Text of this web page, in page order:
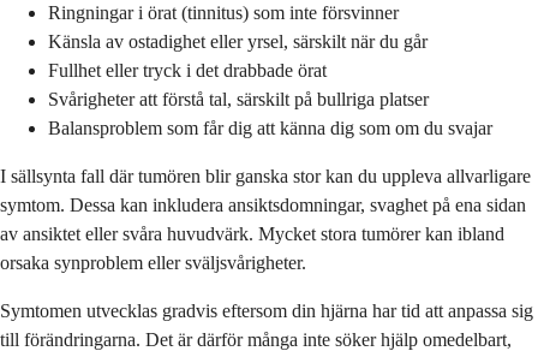
Ringningar i örat (tinnitus) som inte försvinner
Känsla av ostadighet eller yrsel, särskilt när du går
Fullhet eller tryck i det drabbade örat
Svårigheter att förstå tal, särskilt på bullriga platser
Balansproblem som får dig att känna dig som om du svajar
I sällsynta fall där tumören blir ganska stor kan du uppleva allvarligare
symtom. Dessa kan inkludera ansiktsdomningar, svaghet på ena sidan
av ansiktet eller svåra huvudvärk. Mycket stora tumörer kan ibland
orsaka synproblem eller sväljsvårigheter.
Symtomen utvecklas gradvis eftersom din hjärna har tid att anpassa sig
till förändringarna. Det är därför många inte söker hjälp omedelbart,